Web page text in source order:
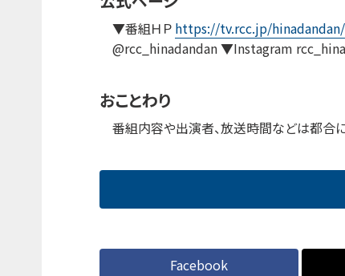
▼番組ＨＰ https://tv.rcc.jp/hinadandan/
@rcc_hinadandan ▼Instagram
おことわり
番組内容や出演者、放送時間などは都合
Facebook